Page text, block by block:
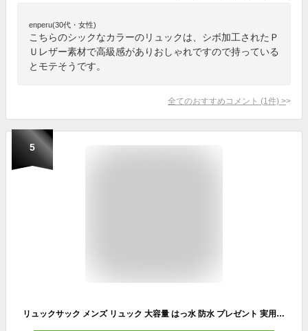
enperu(30代・女性)
こちらのシックなカラーのリュックは、シボ加工されたＰ
Ｕレザー素材で高級感がありおしゃれですので持っている
とモテそうです。
全てのおすすめコメント (1 件) >
5
リュックサック メンズ リュック 大容量 はっ水 防水 プレゼント 実用的 PC収納 デイバッグ ビジネスリュック 通勤 通学 旅行 アウトドア 人気 軽量 シンプル 大学 塾バッグ バックパック メンズバッグ 撥水 ブラック 黒 A4 おしゃれ 鞄